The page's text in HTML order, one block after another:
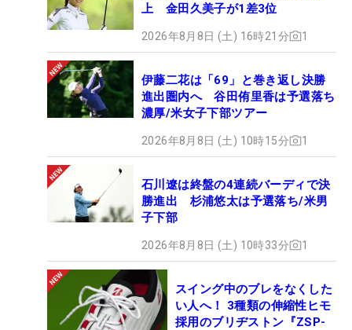
上 金田久美子が1差3位
2026年8月8日 (土) 16時21分 1
伊藤二花は「69」と巻き返し決勝
進出圏内へ 谷田侑里香は予選落ち
濃厚/米女子下部ツアー
2026年8月8日 (土) 10時15分 1
石川遼は終盤の4連続バーディで決
勝進出 杉浦悠太は予選落ち/米男
子下部
2026年8月8日 (土) 10時33分 1
スイング中のブレをなくした
い人へ！ 3種類の伸縮性ヒモ
採用のブリヂストン『ZSP-